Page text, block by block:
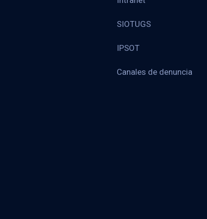
SIOTUGS
IPSOT
Canales de denuncia